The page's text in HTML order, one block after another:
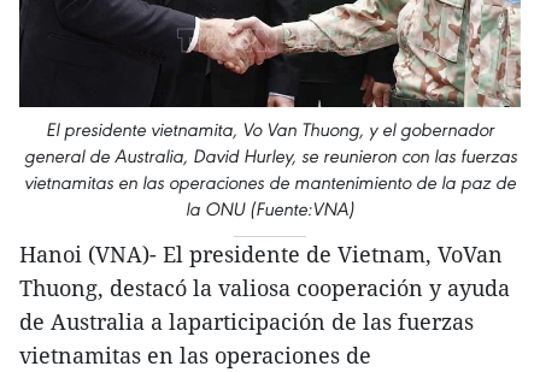
El presidente vietnamita, Vo Van Thuong, y el gobernador
general de Australia, David Hurley, se reunieron con las fuerzas
vietnamitas en las operaciones de mantenimiento de la paz de
la ONU (Fuente:VNA)
Hanoi (VNA)- El presidente de Vietnam, VoVan
Thuong, destacó la valiosa cooperación y ayuda
de Australia a laparticipación de las fuerzas
vietnamitas en las operaciones de